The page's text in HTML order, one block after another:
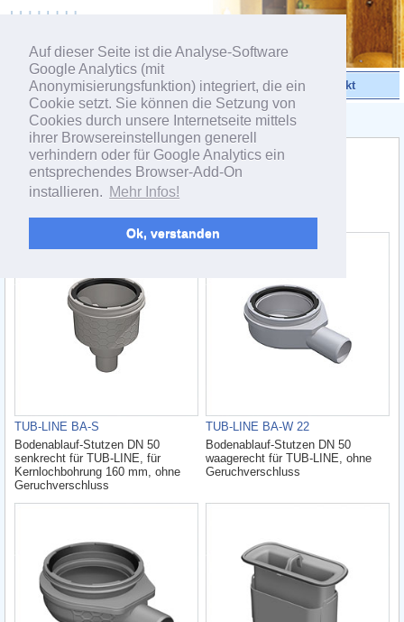
Auf dieser Seite ist die Analyse-Software
Google Analytics (mit
Anonymisierungsfunktion) integriert, die ein
Cookie setzt. Sie können die Setzung von
Cookies durch unsere Internetseite mittels
ihrer Browsereinstellungen generell
verhindern oder für Google Analytics ein
entsprechendes Browser-Add-On
installieren. Mehr Infos!
Ok, verstanden
Videos Produkte Kontakt
< Linienentwässerung
Bodenablaufsysteme und Zubehör
LUX ELEMENTS®-­TUB-LINE
Bodenablauf-Stutzen
TUB-LINE BA-S
Bodenablauf-Stutzen DN 50
senkrecht für TUB-LINE, für
Kernlochbohrung 160 mm, ohne
Geruchverschluss
TUB-LINE BA-W 22
Bodenablauf-Stutzen DN 50
waagerecht für TUB-LINE, ohne
Geruchverschluss
powered by webEdition CMS